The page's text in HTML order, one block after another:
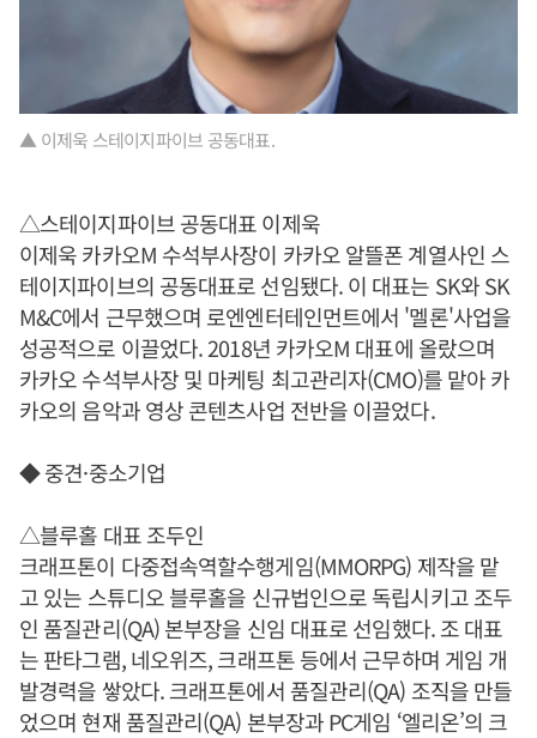
▲ 이제욱 스테이지파이브 공동대표.
△스테이지파이브 공동대표 이제욱
이제욱 카카오M 수석부사장이 카카오 알뜰폰 계열사인 스
테이지파이브의 공동대표로 선임됐다. 이 대표는 SK와 SK
M&C에서 근무했으며 로엔엔터테인먼트에서 '멜론'사업을
성공적으로 이끌었다. 2018년 카카오M 대표에 올랐으며
카카오 수석부사장 및 마케팅 최고관리자(CMO)를 맡아 카
카오의 음악과 영상 콘텐츠사업 전반을 이끌었다.
◆ 중견·중소기업
△블루홀 대표 조두인
크래프톤이 다중접속역할수행게임(MMORPG) 제작을 맡
고 있는 스튜디오 블루홀을 신규법인으로 독립시키고 조두
인 품질관리(QA) 본부장을 신임 대표로 선임했다. 조 대표
는 판타그램, 네오위즈, 크래프톤 등에서 근무하며 게임 개
발경력을 쌓았다. 크래프톤에서 품질관리(QA) 조직을 만들
었으며 현재 품질관리(QA) 본부장과 PC게임 ‘엘리온’의 크